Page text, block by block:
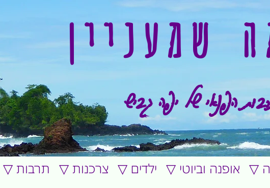
שמעניין
הפנאי של יפה גביש
▽ תרבות ▽ צרכנות ▽ ילדים ▽ אופנה וביוטי